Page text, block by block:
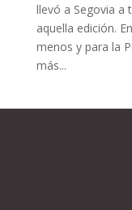
llevó a Segovia a
aquella edición.
menos y para la
más...